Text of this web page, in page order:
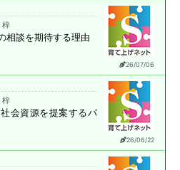
26/07/06
梓
相談を期待する理由
26/06/22
梓
社会資源を提案するパ